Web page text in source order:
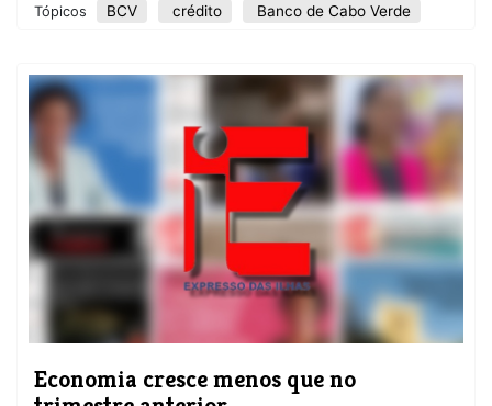
Tópicos BCV crédito Banco de Cabo Verde
Economia cresce menos que no